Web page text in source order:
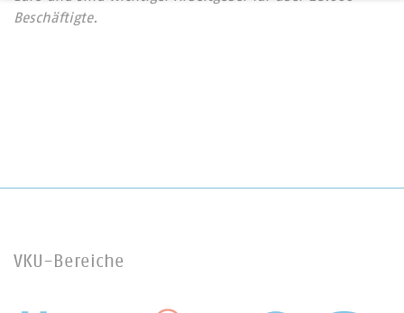
Beschäftigte.
VKU-Bereiche